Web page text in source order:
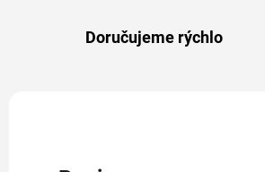
Doručujeme rýchlo